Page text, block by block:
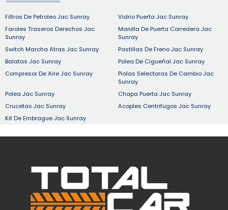
Filtros De Petroleo Jac Sunray
Vidrio Puerta Jac Sunray
Faroles Traseros Derechos Jac
Sunray
Manilla De Puerta Corredera Jac
Sunray
Switch Marcha Atras Jac Sunray
Pastillas De Freno Jac Sunray
Balatas Jac Sunray
Polea De Cigueñal Jac Sunray
Compresor De Aire Jac Sunray
Piolas Selectoras De Cambio Jac
Sunray
Polea Jac Sunray
Chapa Puerta Jac Sunray
Crucetas Jac Sunray
Acoples Centrifugos Jac Sunray
Kit De Embrague Jac Sunray